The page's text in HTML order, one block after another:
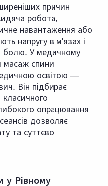
причин
робота,
навантаження або
напругу в м'язах і
болю. У медичному
масаж спини
освітою —
Він підбирає
класичного
опрацювання
дозволяє
та суттєво
у Рівному